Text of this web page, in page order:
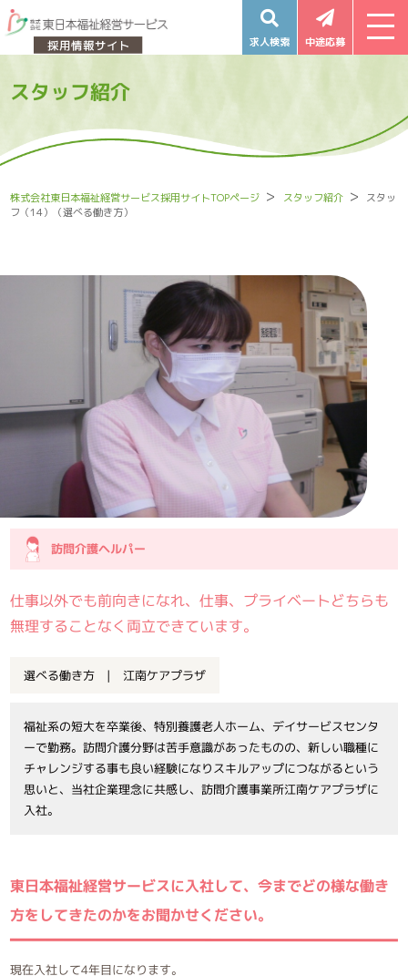
求人検索 中途応募
スタッフ紹介
株式会社東日本福祉経営サービス採用サイトTOPページ スタッフ紹介
スタッ
フ（14）（選べる働き方）
訪問介護ヘルパー
仕事以外でも前向きになれ、仕事、プライベートどちらも
無理することなく両立できています。
選べる働き方 | 江南ケアプラザ
福祉系の短大を卒業後、特別養護老人ホーム、デイサービスセンタ
ーで勤務。訪問介護分野は苦手意識があったものの、新しい職種に
チャレンジする事も良い経験になりスキルアップにつながるという
思いと、当社企業理念に共感し、訪問介護事業所江南ケアプラザに
入社。
東日本福祉経営サービスに入社して、今までどの様な働き
方をしてきたのかをお聞かせください。
現在入社して4年目になります。